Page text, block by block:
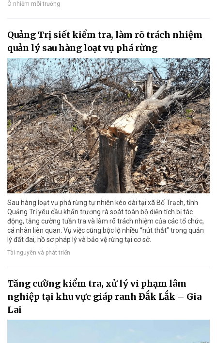
Ô nhiễm môi trường
Quảng Trị siết kiểm tra, làm rõ trách nhiệm
quản lý sau hàng loạt vụ phá rừng
Sau hàng loạt vụ phá rừng tự nhiên kéo dài tại xã Bố Trạch, tỉnh
Quảng Trị yêu cầu khẩn trương rà soát toàn bộ diện tích bị tác
động, tăng cường tuần tra và làm rõ trách nhiệm của các tổ chức,
cá nhân liên quan. Vụ việc cũng bộc lộ nhiều “nút thắt” trong quản
lý đất đai, hồ sơ pháp lý và bảo vệ rừng tại cơ sở.
Tài nguyên và phát triển
Tăng cường kiểm tra, xử lý vi phạm lâm
nghiệp tại khu vực giáp ranh Đắk Lắk – Gia
Lai